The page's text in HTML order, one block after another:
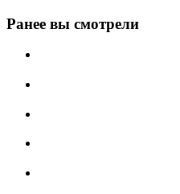
Ранее вы смотрели